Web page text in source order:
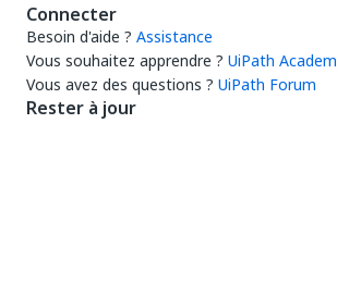
Connecter
Besoin d'aide ? Assistance
Vous souhaitez apprendre ? UiPath
Vous avez des questions ? UiPath Forum
Rester à jour